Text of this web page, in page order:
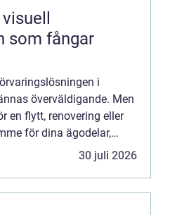
som fångar
i
överväldigande. Men
en flytt, renovering eller
för dina ägodelar,
30 juli 2026